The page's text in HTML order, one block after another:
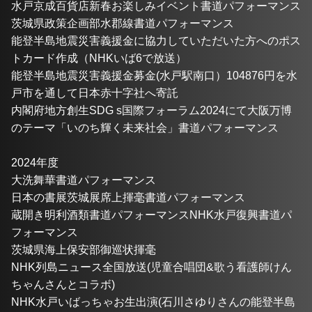
水戸京成百貨店新春お楽しみイベント書道パフォーマンス
茨城県政策企画部水郡線書道パフォーマンス
能登半島地震災害義援金に協力していただいた方へのポス
トカード作成（NHKいば6で放送）
能登半島地震災害義援金募金(水戸駅南口）104876円を水
戸市を通して日本赤十字社へ寄託
内閣府地方創生SDG s国際フォーラム2024にて大阪万博
のテーマ「いのち輝く未来社会」書道パフォーマンス
2024年度
大洗舞華書道パフォーマンス
日本の書展茨城展席上揮毫書道パフォーマンス
蔵開き明利酒類書道パフォーマンスNHK水戸復興書道パ
フォーマンス
茨城県海上保安部御巡状揮毫
NHK列島ニュース全国放送(児童合唱団&歌う看護師けん
ちゃんさんとコラボ)
NHK水戸いばっちゃお生出演(石川さゆりさんの能登半島